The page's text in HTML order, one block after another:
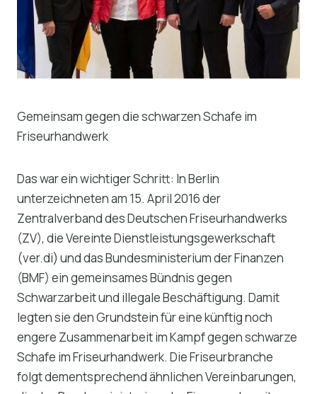
Gemeinsam gegen die schwarzen Schafe im
Friseurhandwerk
Das war ein wichtiger Schritt: In Berlin
unterzeichneten am 15. April 2016 der
Zentralverband des Deutschen Friseurhandwerks
(ZV), die Vereinte Dienstleistungsgewerkschaft
(ver.di) und das Bundesministerium der Finanzen
(BMF) ein gemeinsames Bündnis gegen
Schwarzarbeit und illegale Beschäftigung. Damit
legten sie den Grundstein für eine künftig noch
engere Zusammenarbeit im Kampf gegen schwarze
Schafe im Friseurhandwerk. Die Friseurbranche
folgt dementsprechend ähnlichen Vereinbarungen,